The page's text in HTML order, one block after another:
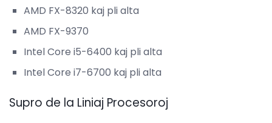
AMD FX-8320 kaj pli alta
AMD FX-9370
Intel Core i5-6400 kaj pli alta
Intel Core i7-6700 kaj pli alta
Supro de la Liniaj Procesoroj